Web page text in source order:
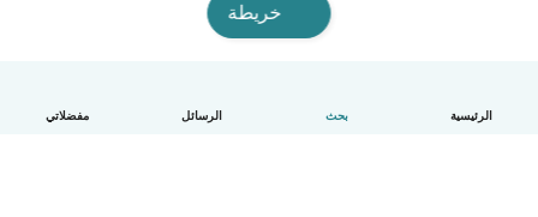
الرئيسية بحث الرسائل مفضلاتي
خريطة